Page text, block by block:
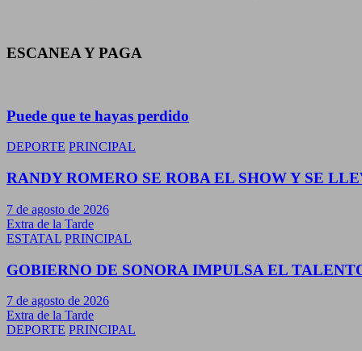
ESCANEA Y PAGA
Puede que te hayas perdido
DEPORTE PRINCIPAL
RANDY ROMERO SE ROBA EL SHOW Y SE
7 de agosto de 2026
Extra de la Tarde
ESTATAL PRINCIPAL
GOBIERNO DE SONORA IMPULSA EL
7 de agosto de 2026
Extra de la Tarde
DEPORTE PRINCIPAL